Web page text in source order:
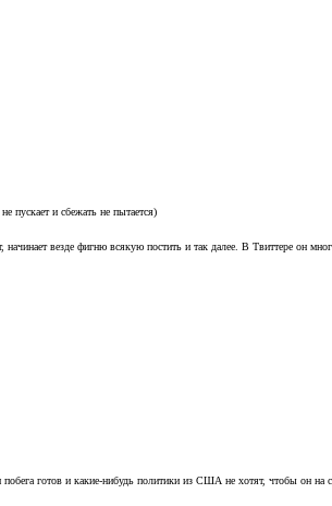
пускает и сбежать не пытается)
везде фигню всякую постить и так далее. В Твиттере он
готов и какие-нибудь политики из США не хотят, чтобы он на